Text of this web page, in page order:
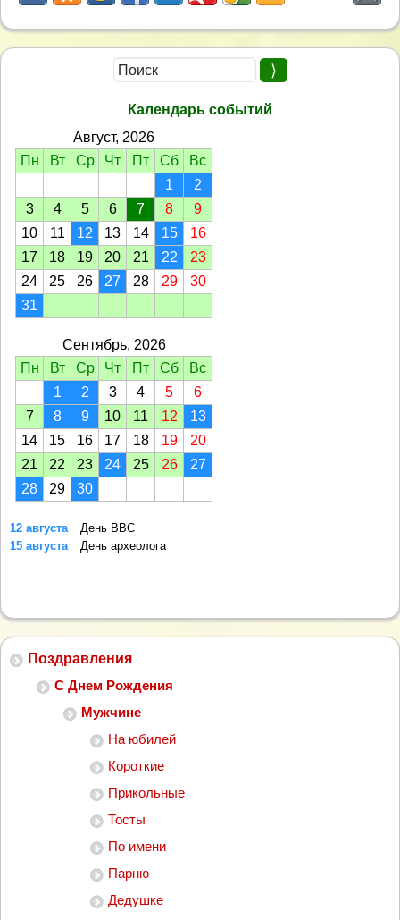
Поздравления
С Днем Рождения
Мужчине
На юбилей
Короткие
Прикольные
Тосты
По имени
Парню
Дедушке
Календарь событий
Август, 2026
Пн
Вт Ср Чт Пт Сб
Вс
1
2
3
4 5 6 7 8
9
10
11 12 13 14 15
16
17
18 19 20 21 22
23
24
25 26 27 28 29
30
31
Сентябрь, 2026
Пн
Вт Ср Чт Пт Сб
Вс
1
2 3 4 5
6
7
8 9 10 11 12
13
14
15 16 17 18 19
20
21
22 23 24 25 26
27
28
29 30
12 августа
День ВВС
15 августа
День археолога